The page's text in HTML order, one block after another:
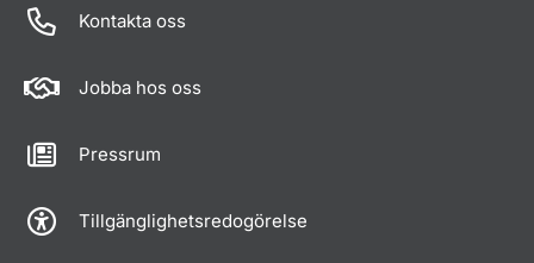
Kontakta oss
Jobba hos oss
Pressrum
Tillgänglighetsredogörelse